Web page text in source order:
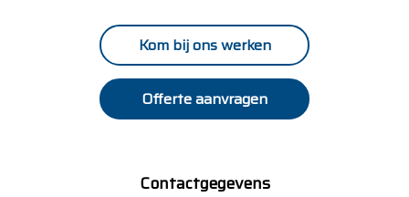
Kom bij ons werken
Offerte aanvragen
Contactgegevens